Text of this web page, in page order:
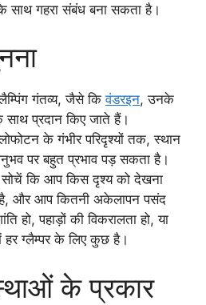
के साथ गहरा संबंध बना सकता है।
गंतव्य, जैसे किवंडरइन, उनके
प्रदान किए जाते हैं।
के गंभीर परिदृश्यों तक, स्थान
पर बहुत प्रभाव पड़ सकता है।
कि आप किस दृश्य को देखना
और आप कितनी अकेलापन पसंद
हो, पहाड़ों की विकरालता हो, या
हर ग्लैम्पर के लिए कुछ है।
के प्रकार